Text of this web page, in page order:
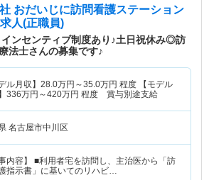
おだいじに訪問看護ステーション
人(正職員)
インセンティブ制度あり♪土日祝休み◎訪
法士さんの募集です♪
ル月収】 28.0万円～35.0万円 程度 【モデル
336万円～420万円 程度 賞与別途支給
名古屋市中川区
事内容】 ■利用者宅を訪問し、主治医から「訪
指示書」に基いてのリハビ…